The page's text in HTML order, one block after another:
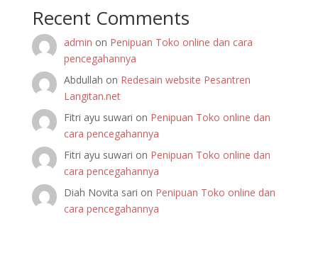
Recent Comments
admin on Penipuan Toko online dan cara
pencegahannya
Abdullah on Redesain website Pesantren
Langitan.net
Fitri ayu suwari on Penipuan Toko online dan
cara pencegahannya
Fitri ayu suwari on Penipuan Toko online dan
cara pencegahannya
Diah Novita sari on Penipuan Toko online dan
cara pencegahannya